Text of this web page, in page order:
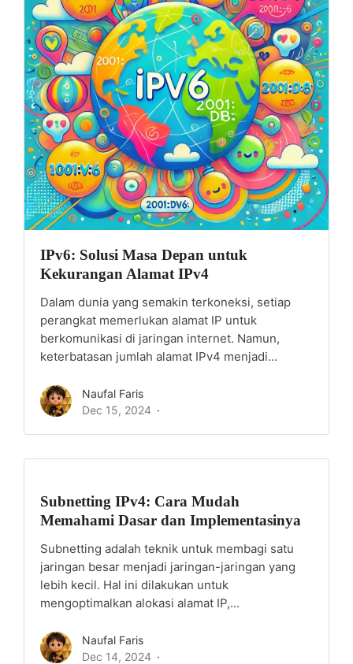
IPv6: Solusi Masa Depan untuk
Kekurangan Alamat IPv4
Dalam dunia yang semakin terkoneksi, setiap
perangkat memerlukan alamat IP untuk
berkomunikasi di jaringan internet. Namun,
keterbatasan jumlah alamat IPv4 menjadi...
Naufal Faris
Dec 15, 2024
Subnetting IPv4: Cara Mudah
Memahami Dasar dan Implementasinya
Subnetting adalah teknik untuk membagi satu
jaringan besar menjadi jaringan-jaringan yang
lebih kecil. Hal ini dilakukan untuk
mengoptimalkan alokasi alamat IP,...
Naufal Faris
Dec 14, 2024